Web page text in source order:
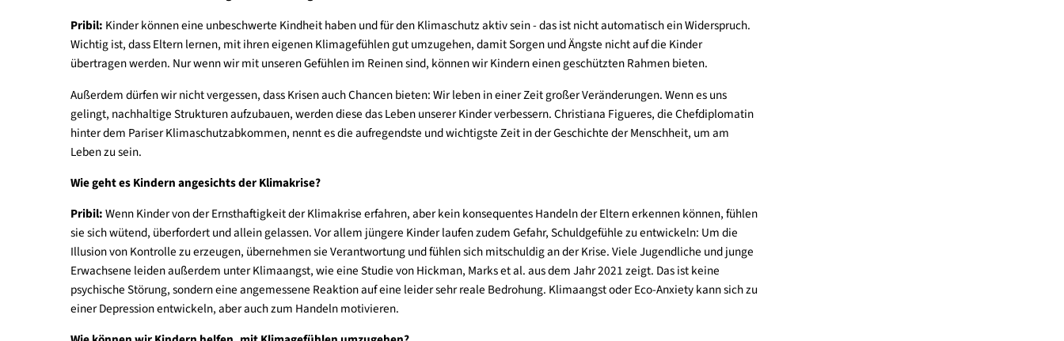
Kindern einmal besser gehen wird als ihnen selbst. Das tut weh und bringt sie in einen Zwiespalt: Sollen sie ihren Kindern eine möglichst
unbeschwerte Kindheit ermöglichen und schwierige Themen von ihnen fernhalten oder sie bestmöglich auf die Herausforderungen der
Zukunft vorbereiten?
Wie können Eltern hier einen guten Mittelweg finden?
Pribil:Kinder können eine unbeschwerte Kindheit haben und für den Klimaschutz aktiv sein - das ist nicht automatisch ein Widerspruch.
übertragen werden. Nur wenn wir mit unseren Gefühlen im Reinen sind, können wir Kindern einen geschützten Rahmen bieten.
Außerdem dürfen wir nicht vergessen, dass Krisen auch Chancen bieten: Wir leben in einer Zeit großer Veränderungen. Wenn es uns
gelingt, nachhaltige Strukturen aufzubauen, werden diese das Leben unserer Kinder verbessern. Christiana Figueres, die Chefdiplomatin
hinter dem Pariser Klimaschutzabkommen, nennt es die aufregendste und wichtigste Zeit in der Geschichte der Menschheit, um am
Leben zu sein.
Wie geht es Kindern angesichts der Klimakrise?